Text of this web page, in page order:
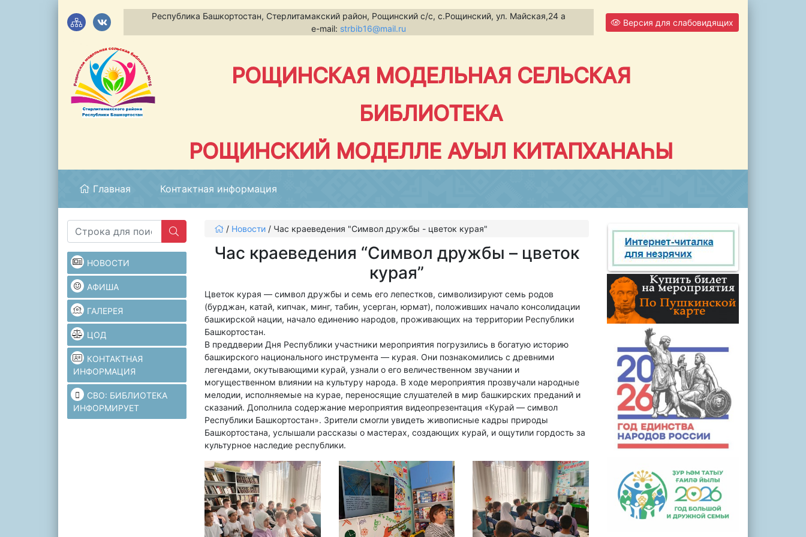
Республика Башкортостан, Стерлитамакский район, Рощинский с/с, с.Рощинский, ул. Майская,24 а
e-mail: strbib16@mail.ru
Версия для слабовидящих
РОЩИНСКАЯ МОДЕЛЬНАЯ СЕЛЬСКАЯ
БИБЛИОТЕКА
РОЩИНСКИЙ МОДЕЛЛЕ АУЫЛ КИТАПХАНАҺЫ
Главная Контактная информация
НОВОСТИ
АФИША
ГАЛЕРЕЯ
ЦОД
КОНТАКТНАЯ
ИНФОРМАЦИЯ
СВО: БИБЛИОТЕКА
ИНФОРМИРУЕТ
/ Новости / Час краеведения "Символ дружбы - цветок курая"
Час краеведения “Символ дружбы – цветок
курая”
Цветок курая — символ дружбы и семь его лепестков, символизируют семь родов
(бурджан, катай, кипчак, минг, табин, усерган, юрмат), положивших начало консолидации
башкирской нации, начало единению народов, проживающих на территории Республики
Башкортостан.
В преддверии Дня Республики участники мероприятия погрузились в богатую историю
башкирского национального инструмента — курая. Они познакомились с древними
легендами, окутывающими курай, узнали о его величественном звучании и
могущественном влиянии на культуру народа. В ходе мероприятия прозвучали народные
мелодии, исполняемые на курае, переносящие слушателей в мир башкирских преданий и
сказаний. Дополнила содержание мероприятия видеопрезентация «Курай — символ
Республики Башкортостан». Зрители смогли увидеть живописные кадры природы
Башкортостана, услышали рассказы о мастерах, создающих курай, и ощутили гордость за
культурное наследие республики.